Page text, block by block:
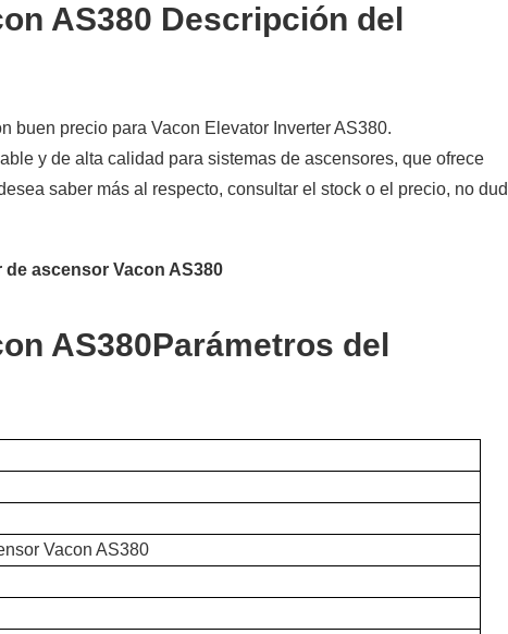
AS380 Descripción del
buen precio para Vacon Elevator Inverter AS380.
y de alta calidad para sistemas de ascensores, que ofrece
saber más al respecto, consultar el stock o el precio, no
AS380Parámetros del
Vacon AS380